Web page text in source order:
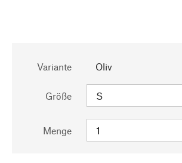
Variante Oliv
Größe
Menge